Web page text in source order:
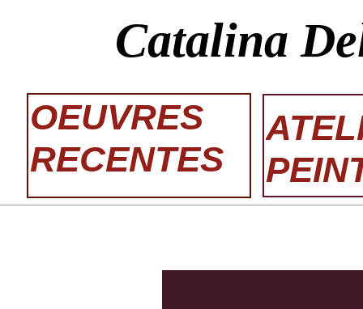
OEUVRES
RECENTES
Catalina